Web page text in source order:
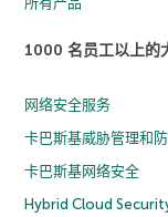
1000 名员工以上的
网络安全服务
卡巴斯基威胁管理和
卡巴斯基网络安全
Hybrid Cloud